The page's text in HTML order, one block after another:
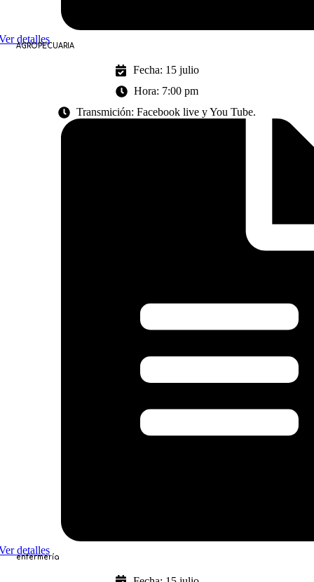
detalles
AGROPECUARIA
Fecha: 15 julio
Hora: 7:00 pm
Transmición: Facebook live y You Tube.
detalles
enfermería